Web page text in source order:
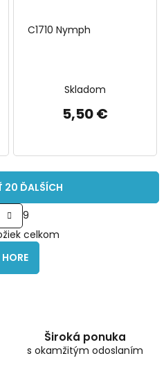
C1710 Nymph
Skladom
5,50 €
O
v
l
20 ĎALŠÍCH
S
t
r
á
n
o
9
celkom
HORE
Široká ponuka
s okamžitým odoslaním